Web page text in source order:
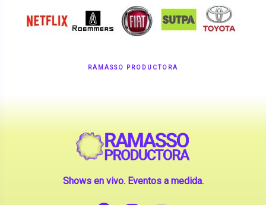
RAMASSO PRODUCTORA
Shows en vivo. Eventos a medida.